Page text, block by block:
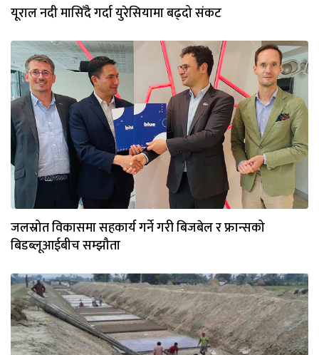
यूराल नदी मासिँदै गर्दा युरेसियामा बढ्दो संकट
जलस्रोत विकासमा सहकार्य गर्ने गरी बिजबेल र फ्रान्सको
बिडब्लूआईबीच सम्झौता